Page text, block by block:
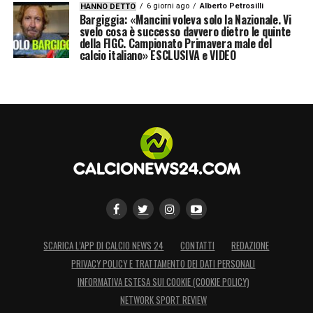
HANNO DETTO 6 giorni ago Alberto Petrosilli
Bargiggia: «Mancini voleva solo la Nazionale. Vi
svelo cosa è successo davvero dietro le quinte
della FIGC. Campionato Primavera male del
calcio italiano» ESCLUSIVA e VIDEO
SCARICA L’APP DI CALCIO NEWS 24 CONTATTI
REDAZIONE
PRIVACY POLICY E TRATTAMENTO DEI DATI PERSONALI
INFORMATIVA ESTESA SUI COOKIE (COOKIE POLICY)
NETWORK SPORT REVIEW